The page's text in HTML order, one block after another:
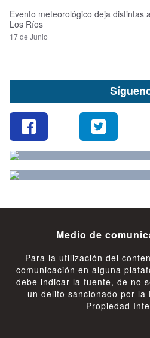
Evento meteorológico deja distintas
Los Ríos
17 de Junio
Medio de
Para la utilización del
comunicación en alguna
debe indicar la fuente, de no
un delito sancionado por la
Propiedad